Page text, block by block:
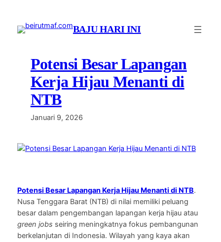
konten
BAJU HARI INI
Potensi Besar Lapangan
Kerja Hijau Menanti di
NTB
Januari 9, 2026
Potensi Besar Lapangan Kerja Hijau Menanti di NTB.
Nusa Tenggara Barat (NTB) di nilai memiliki peluang
besar dalam pengembangan lapangan kerja hijau atau
green jobs seiring meningkatnya fokus pembangunan
berkelanjutan di Indonesia. Wilayah yang kaya akan